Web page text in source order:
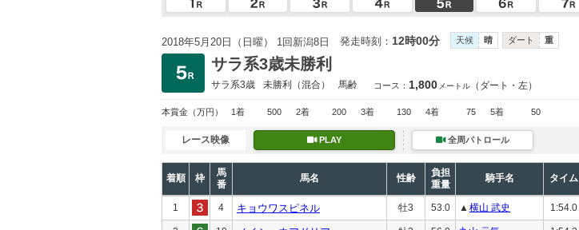
2018年5月20日（日曜） 1回新潟8日 発走時刻： 12時00分 天候 晴 ダート 重
サラ系3歳未勝利
サラ系3歳 未勝利 （混合） 馬齢 コース： 1,800 メートル （ダート・左）
本賞金 （万円） 1着 500 2着 200 3着 130 4着 75 5着 50
レース映像 PLAY 全周パトロール
着順 枠
馬
番
馬名 性齢
負担
重量
騎手名 タイム
1 4 キョウワスピネル 牡3 53.0 ▲ 横山 武史 1:54.0